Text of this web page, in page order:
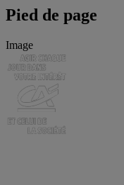
Pied de page
Image